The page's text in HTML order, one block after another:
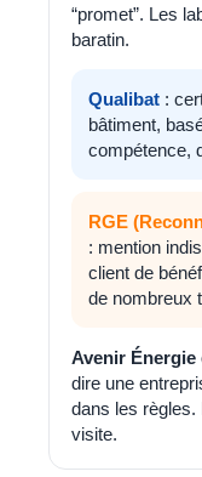
“promet”. Les
baratin.
Qualibat :
bâtiment,
compétence,
RGE
: mention
client de
de nombreux
Avenir Énergie
dire une
dans les règles.
visite.